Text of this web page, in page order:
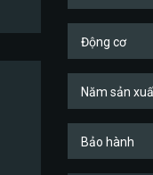
Động cơ
Năm sản
Bảo hành